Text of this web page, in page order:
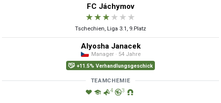
FC Jáchymov
★★★★ ★ ★
Tschechien, Liga 3.1, 9.Platz
Alyosha Janacek
Manager · 54 Jahre
+11.5% Verhandlungsgeschick
TEAMCHEMIE
4 3